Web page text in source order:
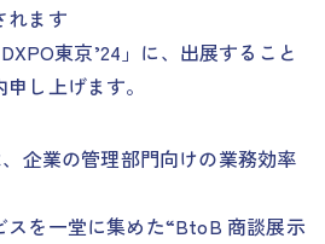
れます
東京’24」に、出展すること
し上げます。
企業の管理部門向けの業務効率
スを一堂に集めた“BtoB 商談展示